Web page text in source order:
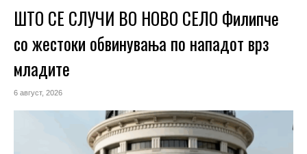
ШТО СЕ СЛУЧИ ВО НОВО СЕЛО Филипче
со жестоки обвинувања по нападот врз
младите
6 август, 2026